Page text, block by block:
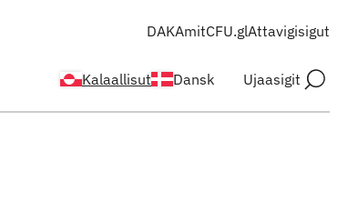
Kalaallisut Dansk Ujaasigit
DAKAmitCFU.glAttavigisigut